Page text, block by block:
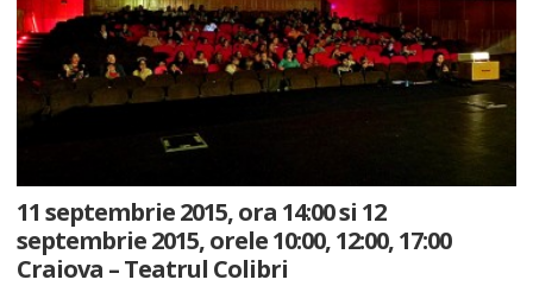
11 septembrie 2015, ora 14:00 si 12
septembrie 2015, orele 10:00, 12:00, 17:00
Craiova – Teatrul Colibri